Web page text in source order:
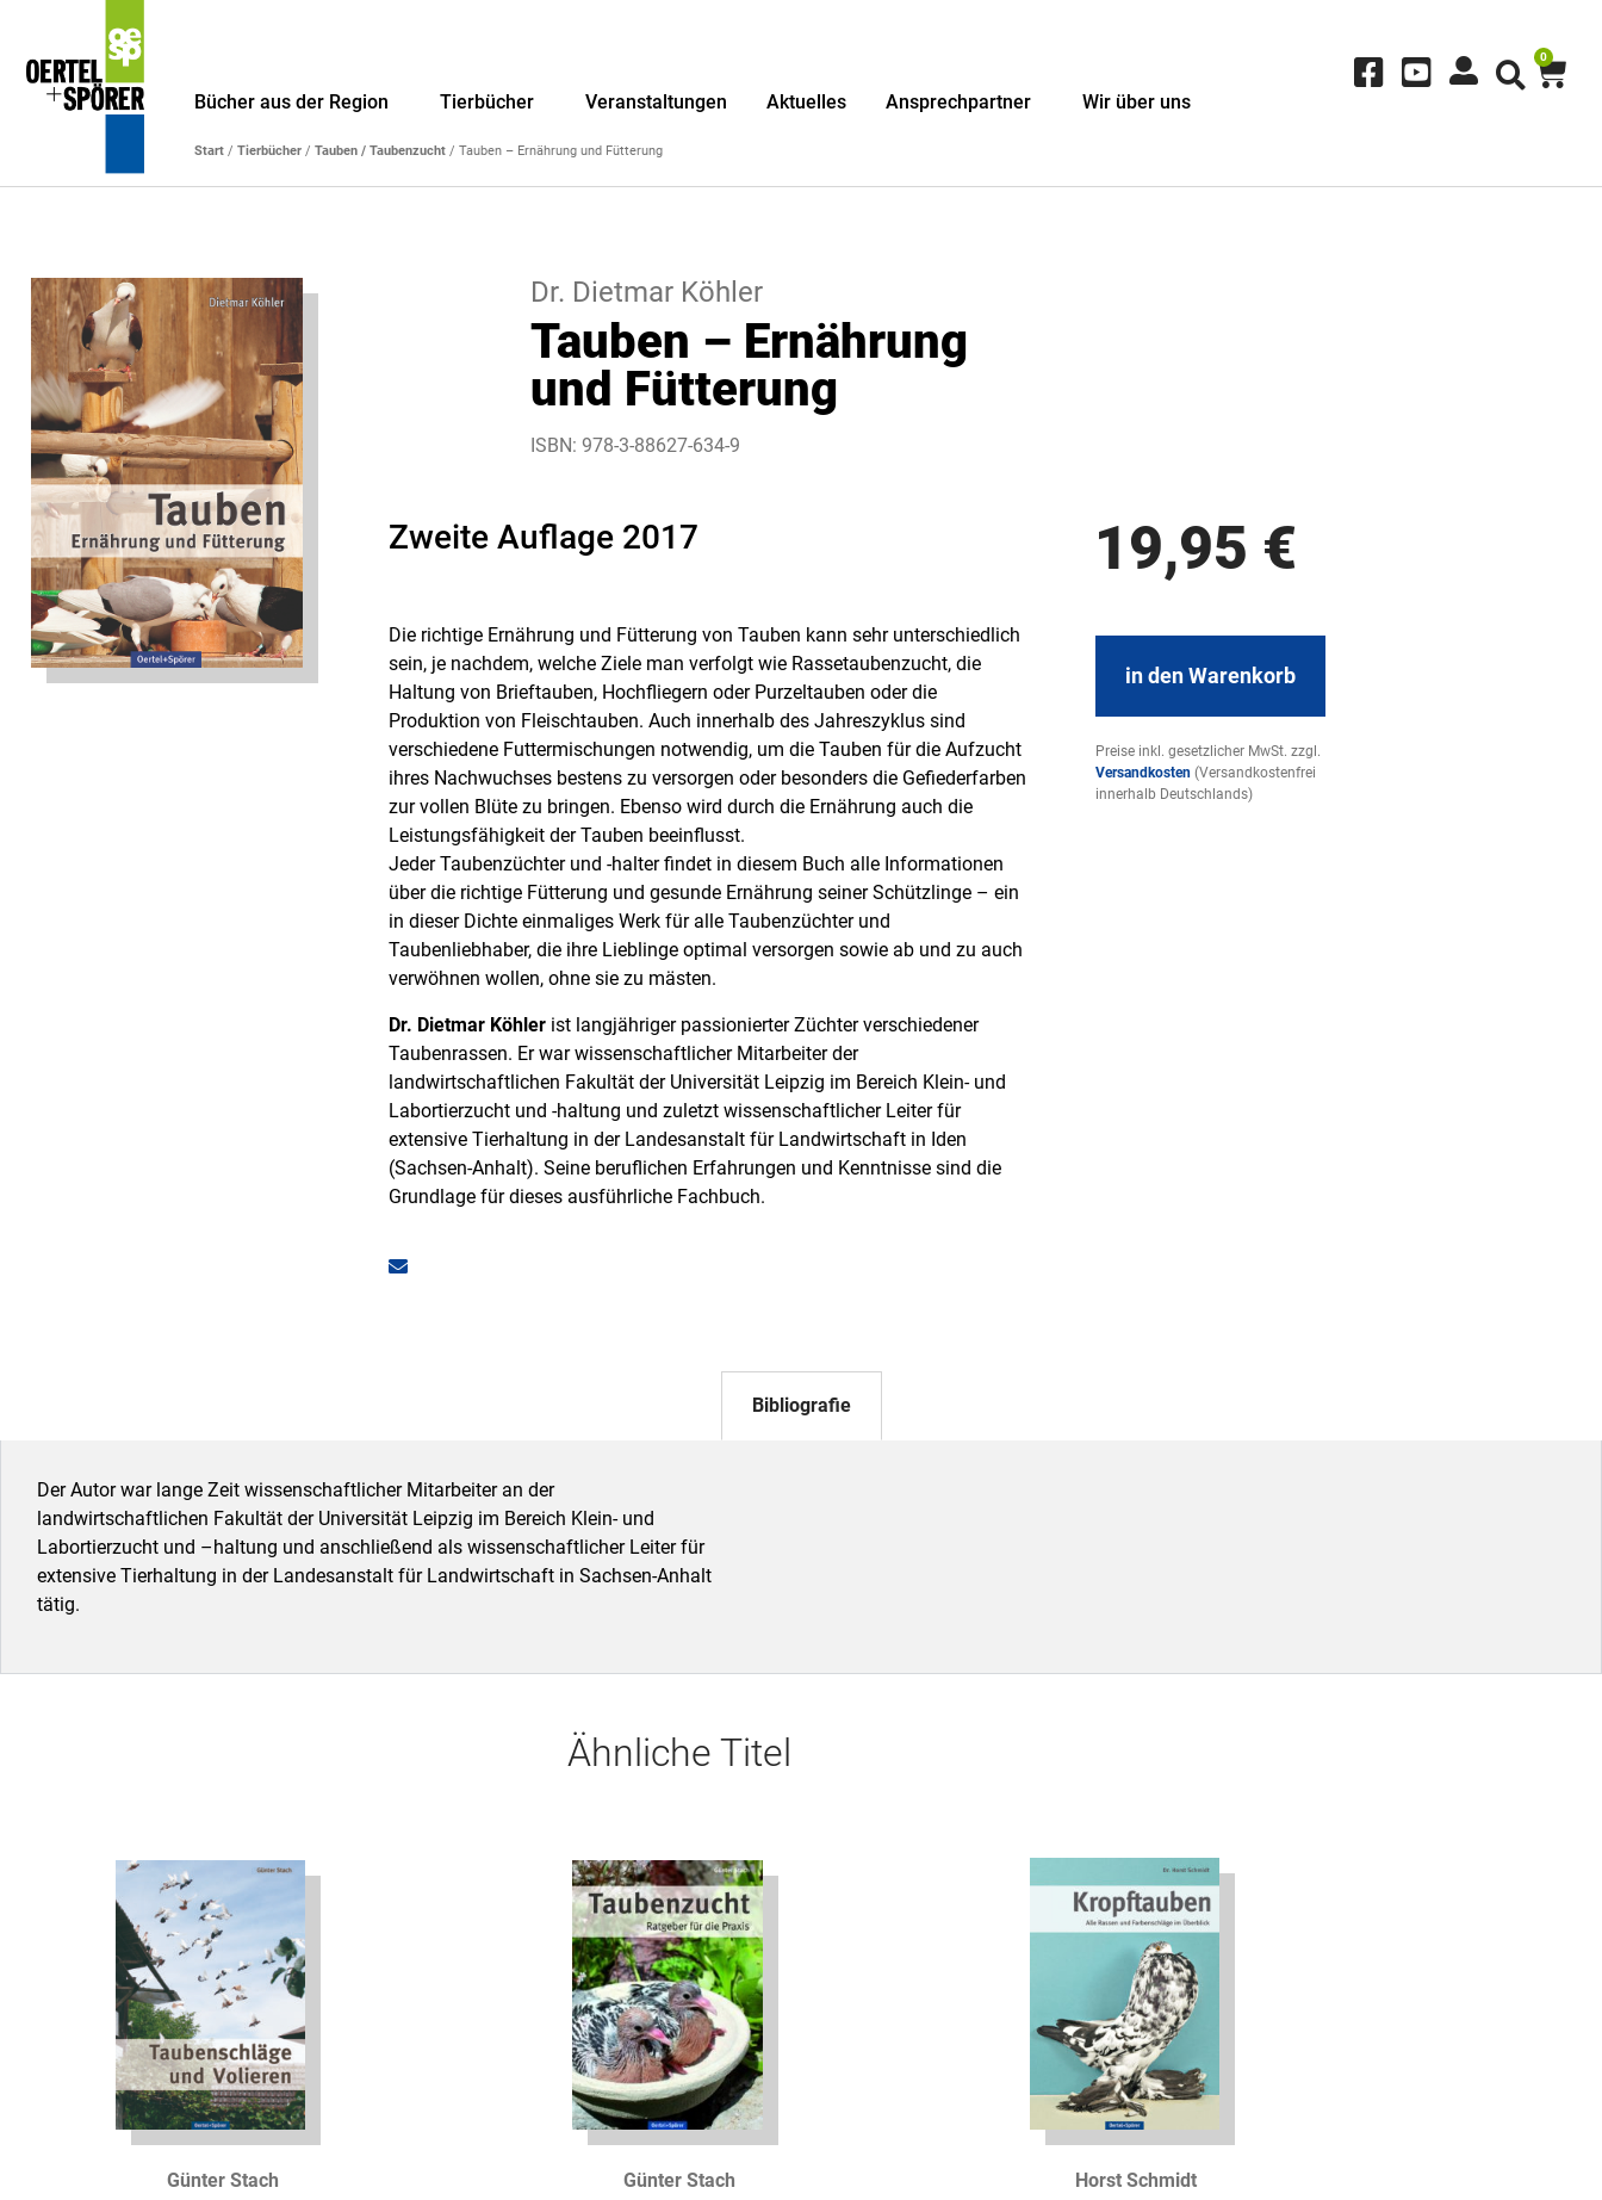
Bücher aus der Region Tierbücher Veranstaltungen Aktuelles Ansprechpartner Wir über uns
Start /Tierbücher /Tauben / Taubenzucht / Tauben – Ernährung und Fütterung
0
Dr. Dietmar Köhler
Tauben – Ernährung
und Fütterung
ISBN: 978-3-88627-634-9
Zweite Auflage 2017
Die richtige Ernährung und Fütterung von Tauben kann sehr unterschiedlich
sein, je nachdem, welche Ziele man verfolgt wie Rassetaubenzucht, die
Haltung von Brieftauben, Hochfliegern oder Purzeltauben oder die
Produktion von Fleischtauben. Auch innerhalb des Jahreszyklus sind
verschiedene Futtermischungen notwendig, um die Tauben für die Aufzucht
ihres Nachwuchses bestens zu versorgen oder besonders die Gefiederfarben
zur vollen Blüte zu bringen. Ebenso wird durch die Ernährung auch die
Leistungsfähigkeit der Tauben beeinflusst.
Jeder Taubenzüchter und -halter findet in diesem Buch alle Informationen
über die richtige Fütterung und gesunde Ernährung seiner Schützlinge – ein
in dieser Dichte einmaliges Werk für alle Taubenzüchter und
Taubenliebhaber, die ihre Lieblinge optimal versorgen sowie ab und zu auch
verwöhnen wollen, ohne sie zu mästen.
Dr. Dietmar Köhler ist langjähriger passionierter Züchter verschiedener
Taubenrassen. Er war wissenschaftlicher Mitarbeiter der
landwirtschaftlichen Fakultät der Universität Leipzig im Bereich Klein- und
Labortierzucht und -haltung und zuletzt wissenschaftlicher Leiter für
extensive Tierhaltung in der Landesanstalt für Landwirtschaft in Iden
(Sachsen-Anhalt). Seine beruflichen Erfahrungen und Kenntnisse sind die
Grundlage für dieses ausführliche Fachbuch.
19,95 €
in den Warenkorb
Preise inkl. gesetzlicher MwSt. zzgl.
Versandkosten(Versandkostenfrei
innerhalb Deutschlands)
Bibliografie
Der Autor war lange Zeit wissenschaftlicher Mitarbeiter an der
landwirtschaftlichen Fakultät der Universität Leipzig im Bereich Klein- und
Labortierzucht und –haltung und anschließend als wissenschaftlicher Leiter für
extensive Tierhaltung in der Landesanstalt für Landwirtschaft in Sachsen-Anhalt
tätig.
Ähnliche Titel
Günter Stach Günter Stach Horst Schmidt